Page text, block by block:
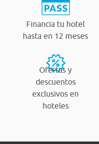
Financia tu hotel
hasta en 12 meses
Ofertas y
descuentos
exclusivos en
hoteles